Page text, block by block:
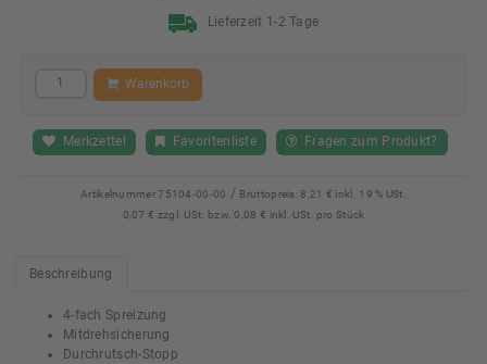
Lieferzeit 1-2 Tage
Warenkorb
Merkzettel Favoritenliste Fragen zum Produkt?
Artikelnummer75104-00-00 / Bruttopreis: 8,21 € inkl. 19 % USt.
0,07 € zzgl. USt. bzw. 0,08 € inkl. USt. pro Stück
Beschreibung
4-fach Spreizung
Mitdrehsicherung
Durchrutsch-Stopp